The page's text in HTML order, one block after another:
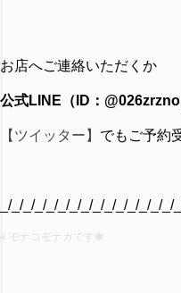
お店へご連絡いただくか
公式LINE（ID：@026zrzno
【ツイッター】 でもご予約
_/_/_/_/_/_/_/_/_/_/_/_/_/_/
« モナコモナカです❃